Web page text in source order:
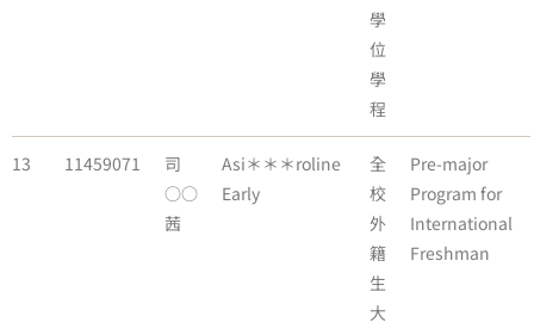
學
位
學
程
13 11459071
司
○○
茜
Asi＊＊＊roline
Early
全
校
外
籍
生
大
Pre-major
Program for
International
Freshman